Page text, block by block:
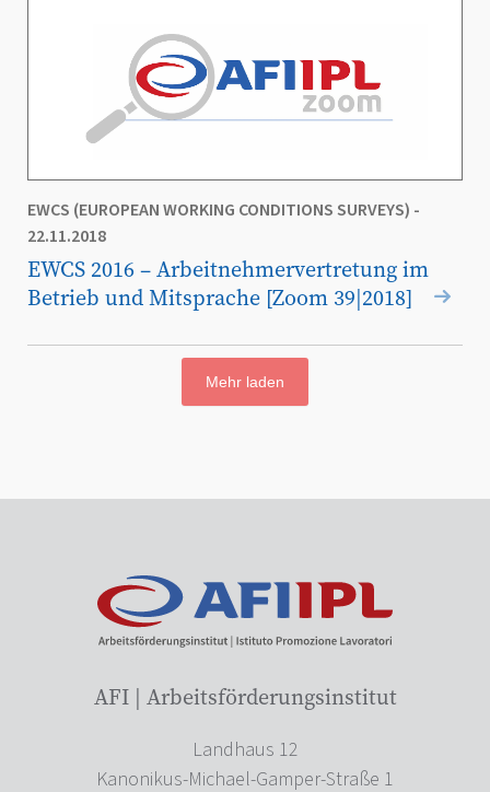
EWCS (EUROPEAN WORKING CONDITIONS SURVEYS) -
22.11.2018
EWCS 2016 – Arbeitnehmervertretung im
Betrieb und Mitsprache [Zoom 39|2018]
Mehr laden
AFI | Arbeitsförderungsinstitut
Landhaus 12
Kanonikus-Michael-Gamper-Straße 1